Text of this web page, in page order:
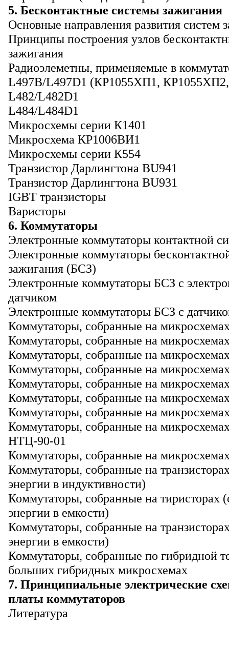
5. Бесконтактные системы зажигания
Основные направления развития систем
Принципы построения узлов
зажигания
Радиоэлеметны, применяемые в
L497B/L497D1 (КР1055ХП1,
L482/L482D1
L484/L484D1
Микросхемы серии К1401
Микросхема КР1006ВИ1
Микросхемы серии К554
Транзистор Дарлингтона BU941
Транзистор Дарлингтона BU931
IGBT транзисторы
Варисторы
6. Коммутаторы
Электронные коммутаторы контактной
Электронные коммутаторы
зажигания (БСЗ)
Электронные коммутаторы БСЗ с
датчиком
Электронные коммутаторы БСЗ с
Коммутаторы, собранные на
Коммутаторы, собранные на
Коммутаторы, собранные на
Коммутаторы, собранные на
Коммутаторы, собранные на
Коммутаторы, собранные на
Коммутаторы, собранные на
Коммутаторы, собранные на
НТЦ-90-01
Коммутаторы, собранные на
Коммутаторы, собранные на
энергии в индуктивности)
Коммутаторы, собранные на тиристорах
энергии в емкости)
Коммутаторы, собранные на
энергии в емкости)
Коммутаторы, собранные по гибридной
больших гибридных микросхемах
7. Принципиальные электрические
платы коммутаторов
Литература